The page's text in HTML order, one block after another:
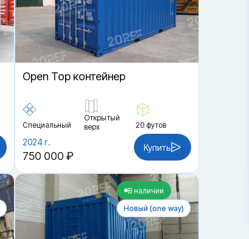
Open Top контейнер
Специальный
Открытый
верх
20 футов
2024 г.
750 000 ₽
Купить
В наличии
Новый (one way)